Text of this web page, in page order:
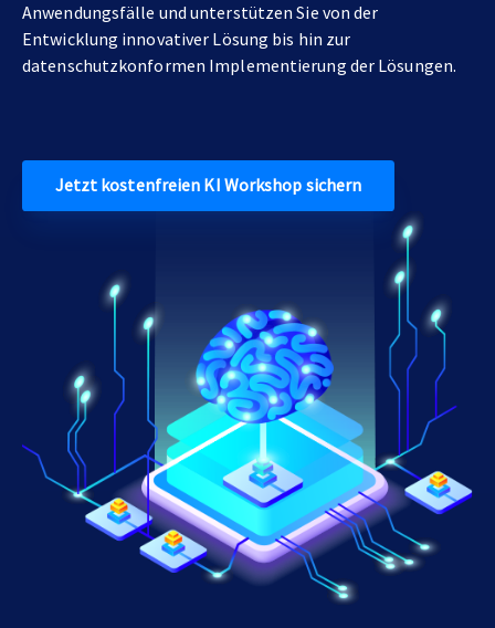
Anwendungsfälle und unterstützen Sie von der
Entwicklung innovativer Lösung bis hin zur
datenschutzkonformen Implementierung der Lösungen.
Jetzt kostenfreien KI Workshop sichern